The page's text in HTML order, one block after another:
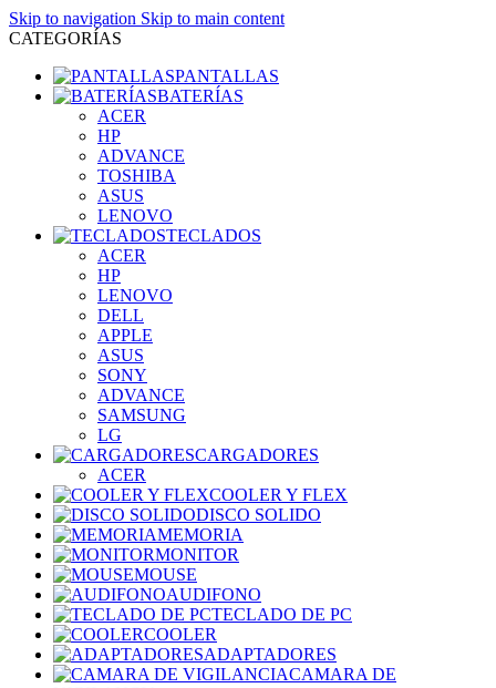
Skip to navigation Skip to main content
CATEGORÍAS
PANTALLAS
BATERÍAS
ACER
HP
ADVANCE
TOSHIBA
ASUS
LENOVO
TECLADOS
ACER
HP
LENOVO
DELL
APPLE
ASUS
SONY
ADVANCE
SAMSUNG
LG
CARGADORES
ACER
COOLER Y FLEX
DISCO SOLIDO
MEMORIA
MONITOR
MOUSE
AUDIFONO
TECLADO DE PC
COOLER
ADAPTADORES
CAMARA DE